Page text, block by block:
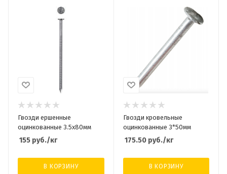
Гвозди ершенные
оцинкованные 3.5х80мм
155 руб./кг
В КОРЗИНУ
Гвозди кровельные
оцинкованные 3*50мм
175.50руб./кг
В КОРЗИНУ